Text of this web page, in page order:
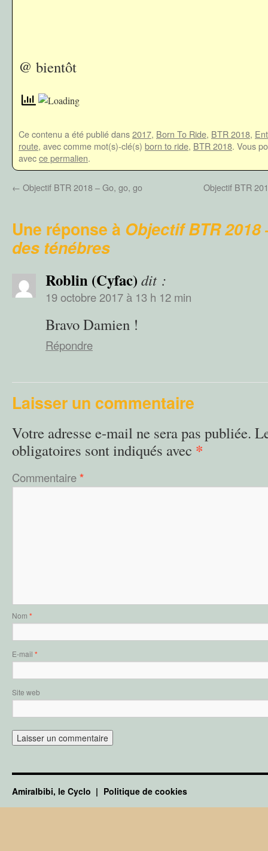
@ bientôt
Ce contenu a été publié dans2017, Born To Ride, BTR 2018,
route, avec comme mot(s)-clé(s) born to ride, BTR 2018. Vous
avecce permalien.
← Objectif BTR 2018 – Go, go, go Objectif BTR
Une réponse à Objectif BTR 2018
des ténébres
Roblin (Cyfac) dit :
19 octobre 2017 à 13 h 12 min
Bravo Damien !
Répondre
Laisser un commentaire
Votre adresse e-mail ne sera pas publiée.
obligatoires sont indiqués avec *
Commentaire*
Nom *
E-mail *
Site web
Amiralbibi, le Cyclo Politique de cookies